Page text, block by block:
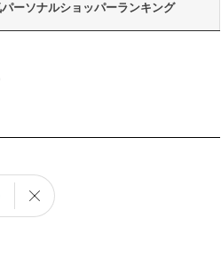
パーソナルショッパーランキング